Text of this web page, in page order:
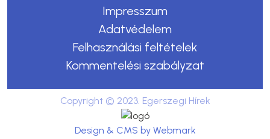
Impresszum
Adatvédelem
Felhasználási feltételek
Kommentelési szabályzat
Copyright © 2023. Egerszegi Hírek
Design & CMS by Webmark